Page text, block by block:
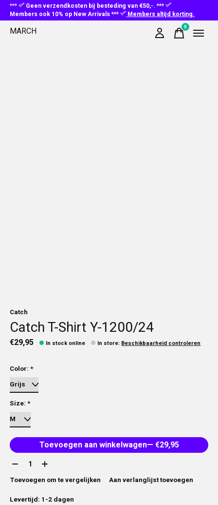
***
Geen verzendkosten bij besteding van €50,-. ***
Members ook 10% op New Arrivals ***
Members altijd korting.
MARCH 0items
Catch
Catch T-Shirt Y-1200/24
€29,95 In stock online In store: Beschikbaarheid controleren
Color: *
Size: *
Toevoegen aan winkelwagen
— €29,95
Aantal:
Toevoegen om te vergelijken
Aan verlanglijst toevoegen
Levertijd: 1-2 dagen